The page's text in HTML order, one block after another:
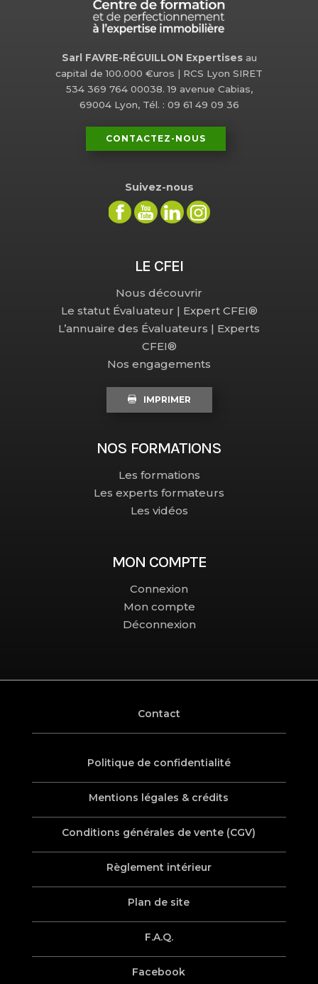
Sarl FAVRE-RÉGUILLON Expertisesau
capital de 100.000 €uros | RCS Lyon SIRET
534 369 764 00038. 19 avenue Cabias,
69004 Lyon, Tél. : 09 61 49 09 36
CONTACTEZ-NOUS
Suivez-nous
LE CFEI
Nous découvrir
Le statut Évaluateur | Expert CFEI®
L’annuaire des Évaluateurs | Experts
CFEI®
Nos engagements
IMPRIMER
NOS FORMATIONS
Les formations
Les experts formateurs
Les vidéos
MON COMPTE
Connexion
Mon compte
Déconnexion
Contact
Politique de confidentialité
Mentions légales & crédits
Conditions générales de vente (CGV)
Règlement intérieur
Plan de site
F.A.Q.
Facebook